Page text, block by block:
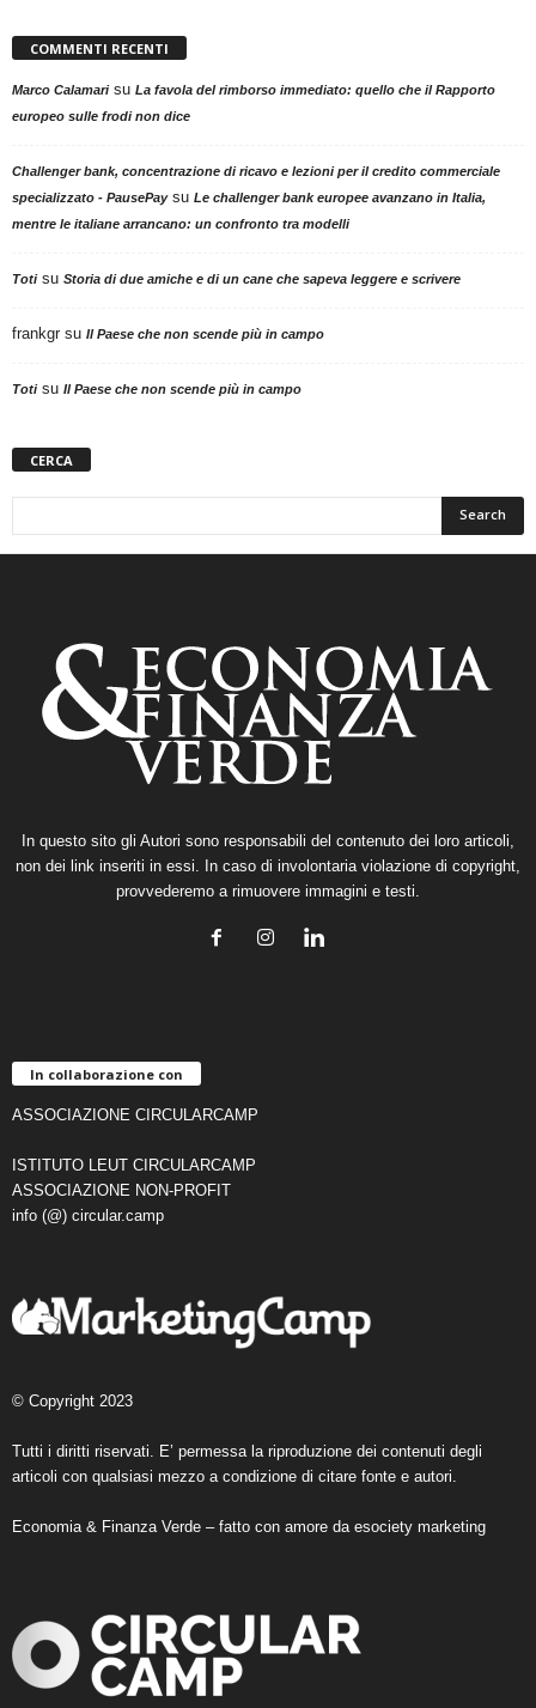
COMMENTI RECENTI
Marco Calamarisu La favola del rimborso immediato: quello che il Rapporto
europeo sulle frodi non dice
Challenger bank, concentrazione di ricavo e lezioni per il credito commerciale
specializzato - PausePaysu Le challenger bank europee avanzano in Italia,
mentre le italiane arrancano: un confronto tra modelli
Totisu Storia di due amiche e di un cane che sapeva leggere e scrivere
frankgr su Il Paese che non scende più in campo
Totisu Il Paese che non scende più in campo
CERCA
In questo sito gli Autori sono responsabili del contenuto dei loro articoli,
non dei link inseriti in essi. In caso di involontaria violazione di copyright,
provvederemo a rimuovere immagini e testi.
In collaborazione con
ASSOCIAZIONE CIRCULARCAMP
ISTITUTO LEUT CIRCULARCAMP
ASSOCIAZIONE NON-PROFIT
info (@) circular.camp
© Copyright 2023
Tutti i diritti riservati. E’ permessa la riproduzione dei contenuti degli
articoli con qualsiasi mezzo a condizione di citare fonte e autori.
Economia & Finanza Verde – fatto con amore da esociety marketing